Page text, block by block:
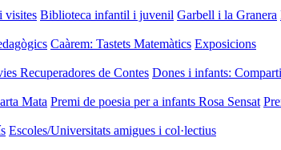
visites Biblioteca infantil i juvenil Garbell i la Granera
Caàrem: Tastets Matemàtics Exposicions
Recuperadores de Contes Dones i infants:
Mata Premi de poesia per a infants Rosa Sensat
Escoles/Universitats amigues i col·lectius